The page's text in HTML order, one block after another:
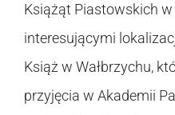
Książąt Piastowskich
interesującymi
Książ w Wałbrzychu,
przyjęcia w Akademii